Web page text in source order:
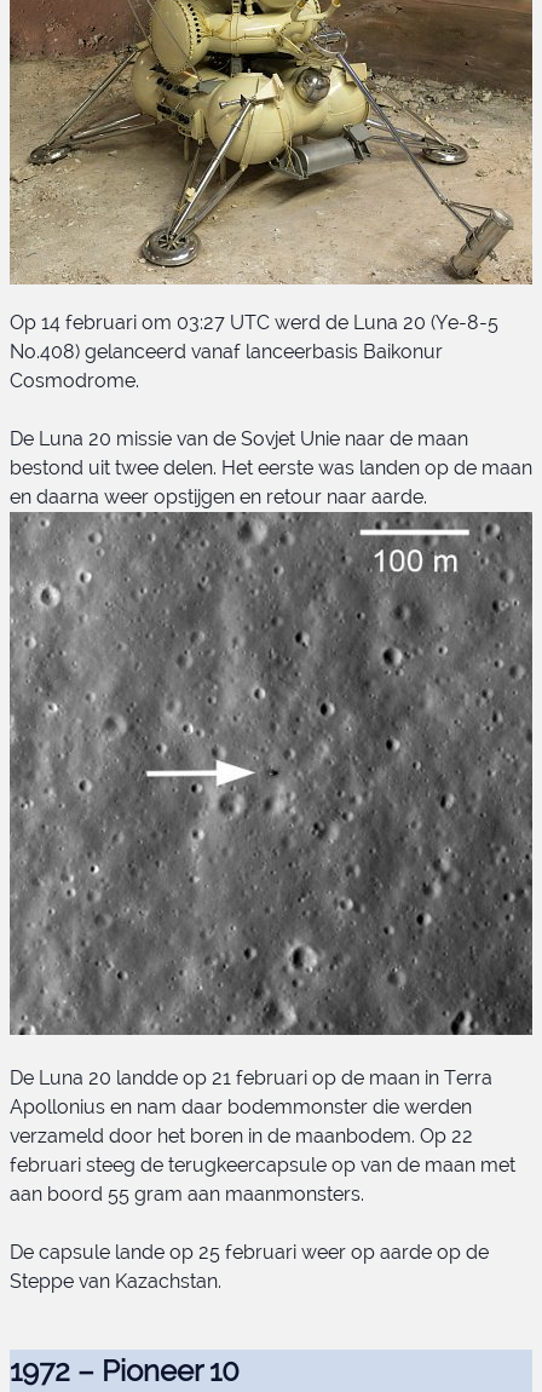
Luna 20 Ye-8-5
Op 14 februari om 03:27 UTC werd de Luna 20 (Ye-8-5
No.408) gelanceerd vanaf lanceerbasis Baikonur
Cosmodrome.
De Luna 20 missie van de Sovjet Unie naar de maan
bestond uit twee delen. Het eerste was landen op de maan
en daarna weer opstijgen en retour naar aarde.
Landingsplaats Luna 20
De Luna 20 landde op 21 februari op de maan in Terra
Apollonius en nam daar bodemmonster die werden
verzameld door het boren in de maanbodem. Op 22
februari steeg de terugkeercapsule op van de maan met
aan boord 55 gram aan maanmonsters.
De capsule lande op 25 februari weer op aarde op de
Steppe van Kazachstan.
1972 – Pioneer 10